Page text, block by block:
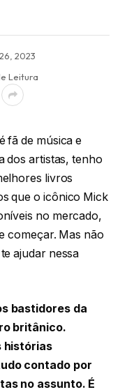
2023
Leitura
fã de música e
dos artistas, tenho
livros
que o icônico Mick
no mercado,
começar. Mas não
ajudar nessa
bastidores da
britânico.
histórias
contado por
no assunto. É